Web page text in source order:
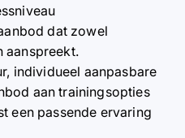
dat zowel
aanspreekt.
individueel aanpasbare
aan trainingsopties
een passende ervaring